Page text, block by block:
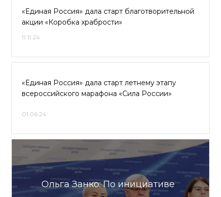
«Единая Россия» дала старт благотворительной
акции «Коробка храбрости»
11.11.24
«Единая Россия» дала старт летнему этапу
всероссийского марафона «Сила России»
01.06.24
Ольга Занко: По инициативе